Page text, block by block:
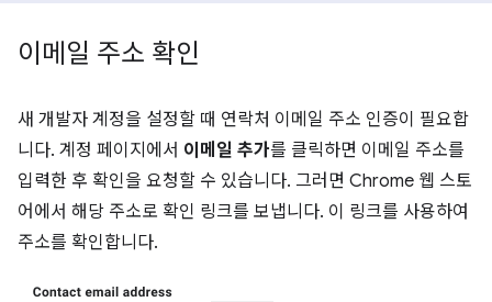
이메일 주소 확인
새 개발자 계정을 설정할 때 연락처 이메일 주소 인증이 필요합
니다. 계정 페이지에서 이메일 추가를 클릭하면 이메일 주소를
입력한 후 확인을 요청할 수 있습니다. 그러면 Chrome 웹 스토
어에서 해당 주소로 확인 링크를 보냅니다. 이 링크를 사용하여
주소를 확인합니다.